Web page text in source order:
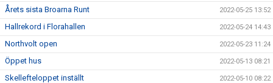
Årets sista Broarna Runt 2022-05-25 13:52
Hallrekord i Florahallen 2022-05-24 14:43
Northvolt open 2022-05-23 11:24
Öppet hus 2022-05-13 08:21
Skellefteloppet inställt 2022-05-10 08:22